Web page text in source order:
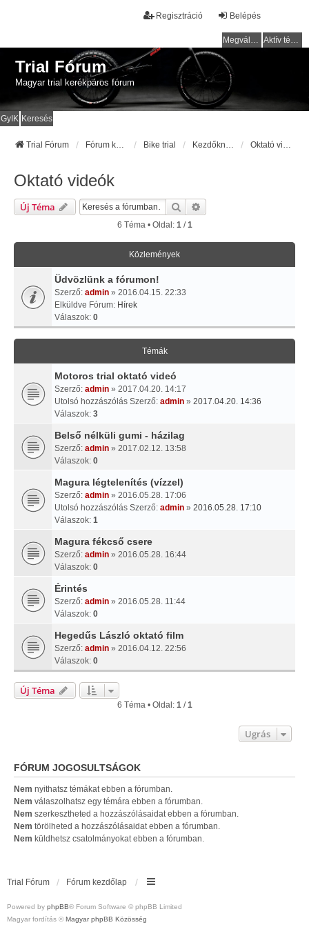
Belépés
Regisztráció
Megválaszolatlan témák Aktív témák
Trial Fórum
Magyar trial kerékpáros fórum
GyIK Keresés
Trial Fórum Bike trial
Oktató videók
Új Téma Keresés
6 Téma • Oldal: 1 /1
Közlemények
Üdvözlünk a fórumon!
Szerző: admin » 2016.04.15. 22:33
Elküldve Fórum: Hírek
Válaszok: 0
Témák
Motoros trial oktató videó
Szerző: admin » 2017.04.20. 14:17
Utolsó hozzászólás Szerző: admin » 2017.04.20. 14:36
Válaszok: 3
Belső nélküli gumi - házilag
Szerző: admin » 2017.02.12. 13:58
Válaszok: 0
Magura légtelenítés (vízzel)
Szerző: admin » 2016.05.28. 17:06
Utolsó hozzászólás Szerző: admin » 2016.05.28. 17:10
Válaszok: 1
Magura fékcső csere
Szerző: admin » 2016.05.28. 16:44
Válaszok: 0
Érintés
Szerző: admin » 2016.05.28. 11:44
Válaszok: 0
Hegedűs László oktató film
Szerző: admin » 2016.04.12. 22:56
Válaszok: 0
Új Téma
6 Téma • Oldal: 1 /1
Ugrás
FÓRUM JOGOSULTSÁGOK
Nem nyithatsz témákat ebben a fórumban.
Nem válaszolhatsz egy témára ebben a fórumban.
Nem szerkesztheted a hozzászólásaidat ebben a fórumban.
Nem törölheted a hozzászólásaidat ebben a fórumban.
Nem küldhetsz csatolmányokat ebben a fórumban.
Trial Fórum Fórum kezdőlap
Powered by phpBB® Forum Software © phpBB Limited
Magyar fordítás © Magyar phpBB Közösség